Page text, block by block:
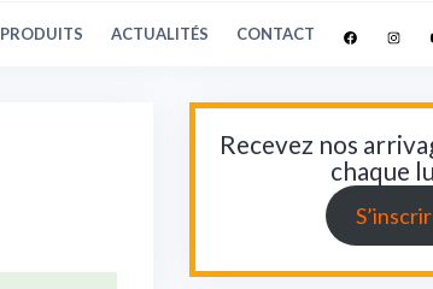
PRODUITS ACTUALITÉS CONTACT
Recevez nos
chaque